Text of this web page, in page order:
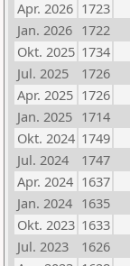
Apr. 2026 1723
Jan. 2026 1722
Okt. 2025 1734
Jul. 2025
1726
Apr. 2025 1726
Jan. 2025 1714
Okt. 2024 1749
Jul. 2024
1747
Apr. 2024 1637
Jan. 2024 1635
Okt. 2023 1633
Jul. 2023
1626